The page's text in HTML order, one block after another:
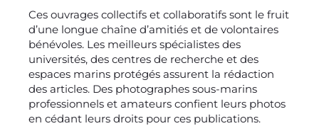
Ces ouvrages collectifs et collaboratifs sont le fruit
d’une longue chaîne d’amitiés et de volontaires
bénévoles. Les meilleurs spécialistes des
universités, des centres de recherche et des
espaces marins protégés assurent la rédaction
des articles. Des photographes sous-marins
professionnels et amateurs confient leurs photos
en cédant leurs droits pour ces publications.